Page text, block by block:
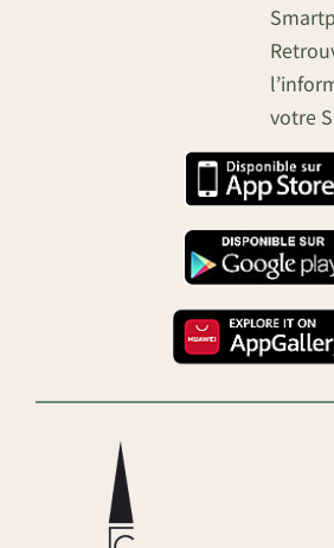
votre